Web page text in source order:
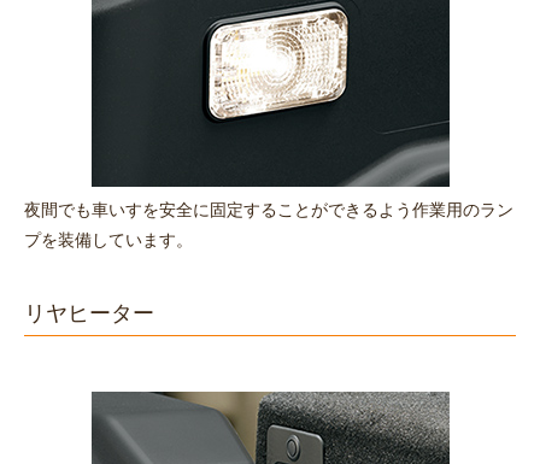
夜間でも車いすを安全に固定することができるよう作業用のラン
プを装備しています。
リヤヒーター